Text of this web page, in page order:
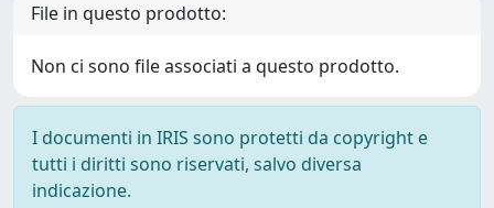
File in questo prodotto:
Non ci sono file associati a questo prodotto.
I documenti in IRIS sono protetti da copyright e
tutti i diritti sono riservati, salvo diversa
indicazione.